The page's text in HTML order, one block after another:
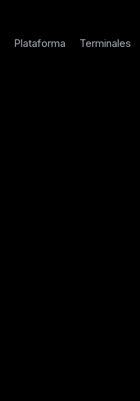
Plataforma Terminales